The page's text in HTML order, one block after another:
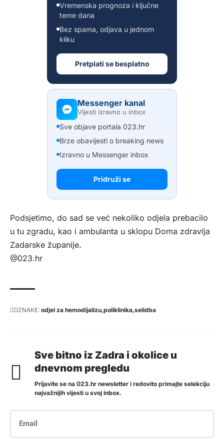
Vremenska prognoza i ključne
teme dana
Bez spama, odjava u jednom
kliku
Pretplati se besplatno
Messenger kanal
Vijesti izravno u inbox
Sve objave portala 023.hr
Brze obavijesti o breaking news
Izravno u Messenger inbox
Pridruži se
Podsjetimo, do sad se već nekoliko odjela prebacilo
u tu zgradu, kao i ambulanta u sklopu Doma zdravlja
Zadarske županije.
@023.hr
OZNAKE: odjel za hemodijalizu poliklinika selidba
Sve bitno iz Zadra i okolice u
dnevnom pregledu
Prijavite se na 023.hr newsletter i redovito primajte selekciju
najvažnijih vijesti u svoj inbox.